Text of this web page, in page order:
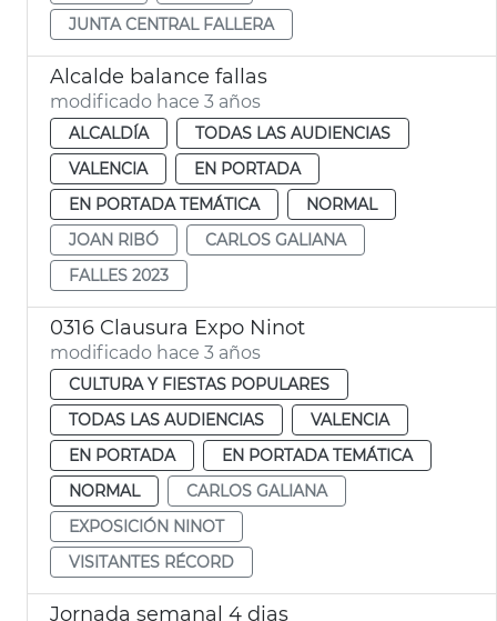
JUNTA CENTRAL FALLERA
Alcalde balance fallas
modificado hace 3 años
ALCALDÍA
TODAS LAS AUDIENCIAS
VALENCIA
EN PORTADA
EN PORTADA TEMÁTICA
NORMAL
JOAN RIBÓ
CARLOS GALIANA
FALLES 2023
0316 Clausura Expo Ninot
modificado hace 3 años
CULTURA Y FIESTAS POPULARES
TODAS LAS AUDIENCIAS
VALENCIA
EN PORTADA
EN PORTADA TEMÁTICA
NORMAL
CARLOS GALIANA
EXPOSICIÓN NINOT
VISITANTES RÉCORD
Jornada semanal 4 dias